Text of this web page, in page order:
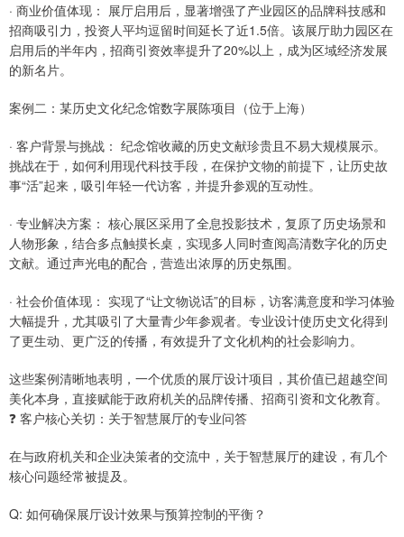
· 商业价值体现： 展厅启用后，显著增强了产业园区的品牌科技感和
招商吸引力，投资人平均逗留时间延长了近1.5倍。该展厅助力园区在
启用后的半年内，招商引资效率提升了20%以上，成为区域经济发展
的新名片。
案例二：某历史文化纪念馆数字展陈项目（位于上海）
· 客户背景与挑战： 纪念馆收藏的历史文献珍贵且不易大规模展示。
挑战在于，如何利用现代科技手段，在保护文物的前提下，让历史故
事“活”起来，吸引年轻一代访客，并提升参观的互动性。
· 专业解决方案： 核心展区采用了全息投影技术，复原了历史场景和
人物形象，结合多点触摸长桌，实现多人同时查阅高清数字化的历史
文献。通过声光电的配合，营造出浓厚的历史氛围。
· 社会价值体现： 实现了“让文物说话”的目标，访客满意度和学习体验
大幅提升，尤其吸引了大量青少年参观者。专业设计使历史文化得到
了更生动、更广泛的传播，有效提升了文化机构的社会影响力。
这些案例清晰地表明，一个优质的展厅设计项目，其价值已超越空间
美化本身，直接赋能于政府机关的品牌传播、招商引资和文化教育。
❓ 客户核心关切：关于智慧展厅的专业问答
在与政府机关和企业决策者的交流中，关于智慧展厅的建设，有几个
核心问题经常被提及。
Q: 如何确保展厅设计效果与预算控制的平衡？